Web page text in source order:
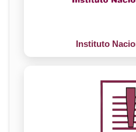
Instituto